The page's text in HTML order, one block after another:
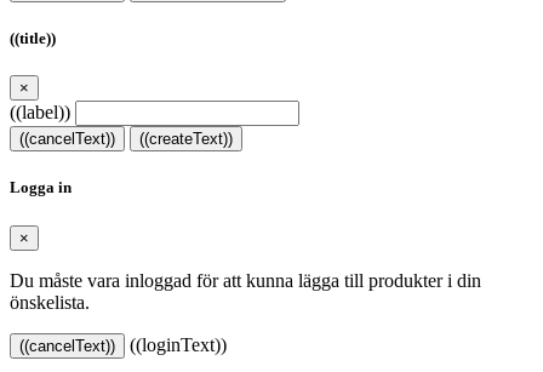
((title))
×
((label))
((cancelText)) ((createText))
Logga in
×
Du måste vara inloggad för att kunna lägga till produkter i din
önskelista.
((cancelText)) ((loginText))